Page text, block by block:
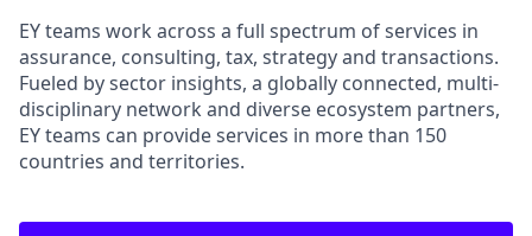
EY teams work across a full spectrum of services in
assurance, consulting, tax, strategy and transactions.
Fueled by sector insights, a globally connected, multi-
disciplinary network and diverse ecosystem partners,
EY teams can provide services in more than 150
countries and territories.